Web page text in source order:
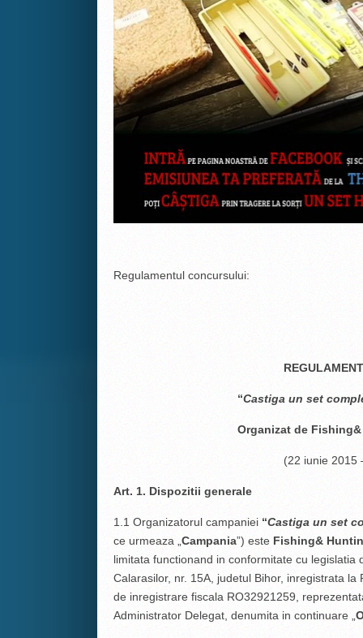
Regulamentul concursului:
“Castiga un set
Organizat de
(22 iunie 2015
Art. 1. Dispozitii generale
1.1 Organizatorul campaniei “Castiga un set
ce urmeaza „ Campania”) este Fishing&
limitata functionand in conformitate cu
Calarasilor, nr. 15A, judetul Bihor, inregistrata
de inregistrare fiscala RO32921259,
Administrator Delegat, denumita in continuare „